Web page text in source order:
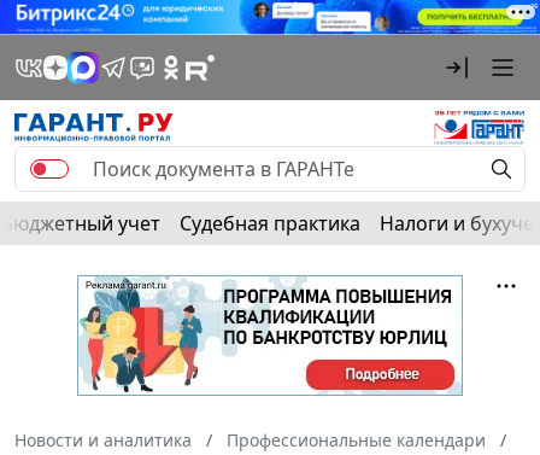
Бюджетный учет Судебная практика Налоги и
Новости и аналитика
Профессиональные календари